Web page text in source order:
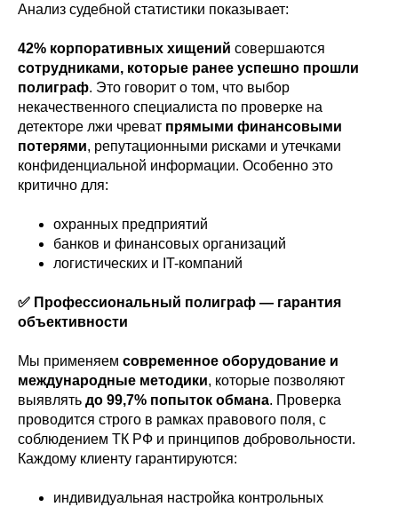
Анализ судебной статистики показывает:
42% корпоративных хищений совершаются
сотрудниками, которые ранее успешно прошли
полиграф. Это говорит о том, что выбор
некачественного специалиста по проверке на
детекторе лжи чреват прямыми финансовыми
потерями, репутационными рисками и утечками
конфиденциальной информации. Особенно это
критично для:
охранных предприятий
банков и финансовых организаций
логистических и IT-компаний
✅ Профессиональный полиграф — гарантия
объективности
Мы применяем современное оборудование и
международные методики, которые позволяют
выявлять до 99,7% попыток обмана. Проверка
проводится строго в рамках правового поля, с
соблюдением ТК РФ и принципов добровольности.
Каждому клиенту гарантируются:
индивидуальная настройка контрольных